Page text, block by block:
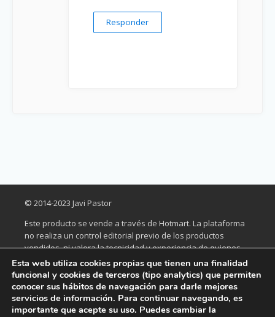
Responder
© 2014-2023 Javi Pastor
Este producto se vende a través de Hotmart. La plataforma
no realiza un control editorial previo de los productos
vendidos, ni valora la tecnicidad y experiencia de quienes
los elaboran. La existencia de un producto y su adquisición,
a través de la plataforma, no puede ser considerada como
garantía de calidad de contenido y resultado, en ningún
caso. Al comprarlo, el comprador declara que conoce esta
información. Los términos y políticas de Hotmart se pueden
Esta web utiliza cookies propias que tienen una finalidad
funcional y cookies de terceros (tipo analytics) que permiten
conocer sus hábitos de navegación para darle mejores
servicios de información. Para continuar navegando, es
importante que acepte su uso. Puedes cambiar la